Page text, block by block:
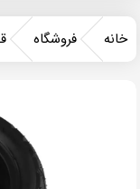
خانه فروشگاه